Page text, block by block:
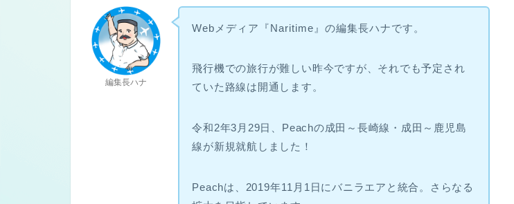
編集長ハナ
Webメディア『Naritime』の編集長ハナです。
飛行機での旅行が難しい昨今ですが、それでも予定され
ていた路線は開通します。
令和2年3月29日、Peachの成田～長崎線・成田～鹿児島
線が新規就航しました！
Peachは、2019年11月1日にバニラエアと統合。さらなる